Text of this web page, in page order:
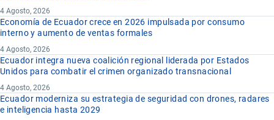
4 Agosto, 2026
Economía de Ecuador crece en 2026 impulsada por consumo
interno y aumento de ventas formales
4 Agosto, 2026
Ecuador integra nueva coalición regional liderada por Estados
Unidos para combatir el crimen organizado transnacional
4 Agosto, 2026
Ecuador moderniza su estrategia de seguridad con drones, radares
e inteligencia hasta 2029